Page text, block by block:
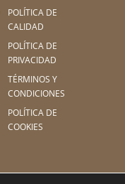
POLÍTICA DE
CALIDAD
POLÍTICA DE
PRIVACIDAD
TÉRMINOS Y
CONDICIONES
POLÍTICA DE
COOKIES